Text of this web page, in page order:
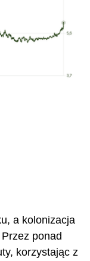
a kolonizacja
ponad
korzystając z